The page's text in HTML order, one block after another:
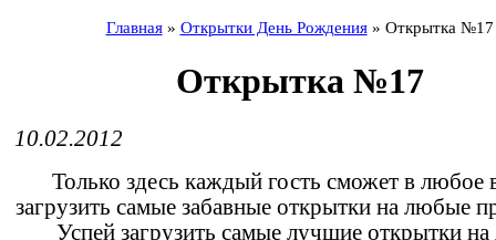
Главная» Открытки День Рождения» Открытка №17
Открытка №17
10.02.2012
Только здесь каждый гость сможет в любое
загрузить самые забавные открытки на любые
Успей загрузить самые лучшие открытки на